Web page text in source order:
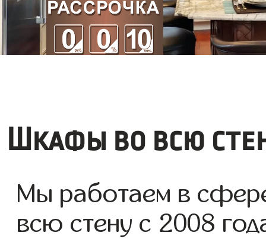
Шкафы во всю
Мы работаем в
всю стену с 2008